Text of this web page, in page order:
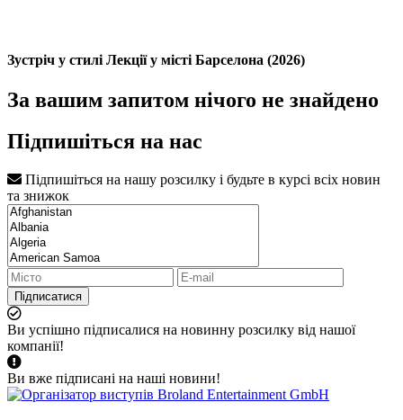
Зустріч у стилі Лекції у місті Барселона (2026)
За вашим запитом нічого не знайдено
Підпишіться на нас
Підпишіться на нашу розсилку і будьте в курсі всіх новин
та знижок
Підписатися
Ви успішно підписалися на новинну розсилку від нашої
компанії!
Ви вже підписані на наші новини!